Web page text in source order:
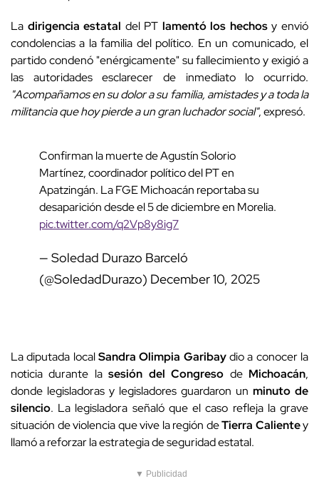
La dirigencia estatal del PT lamentó los hechosy envió
condolencias a la familia del político. En un comunicado, el
partido condenó "enérgicamente" su fallecimiento y exigió a
las autoridades esclarecer de inmediato lo ocurrido.
"Acompañamos en su dolor a su familia, amistades y a toda la
militancia que hoy pierde a un gran luchador social", expresó.
Confirman la muerte de Agustín Solorio
Martínez, coordinador político del PT en
Apatzingán. La FGE Michoacán reportaba su
desaparición desde el 5 de diciembre en Morelia.
pic.twitter.com/q2Vp8y8ig7
— Soledad Durazo Barceló
(@SoledadDurazo) December 10, 2025
La diputada localSandra Olimpia Garibaydio a conocer la
noticia durante lasesión del Congreso de Michoacán,
donde legisladoras y legisladores guardaron un minuto de
silencio. La legisladora señaló que el caso refleja la grave
situación de violencia que vive la región deTierra Calientey
llamó a reforzar la estrategia de seguridad estatal.
▼ Publicidad